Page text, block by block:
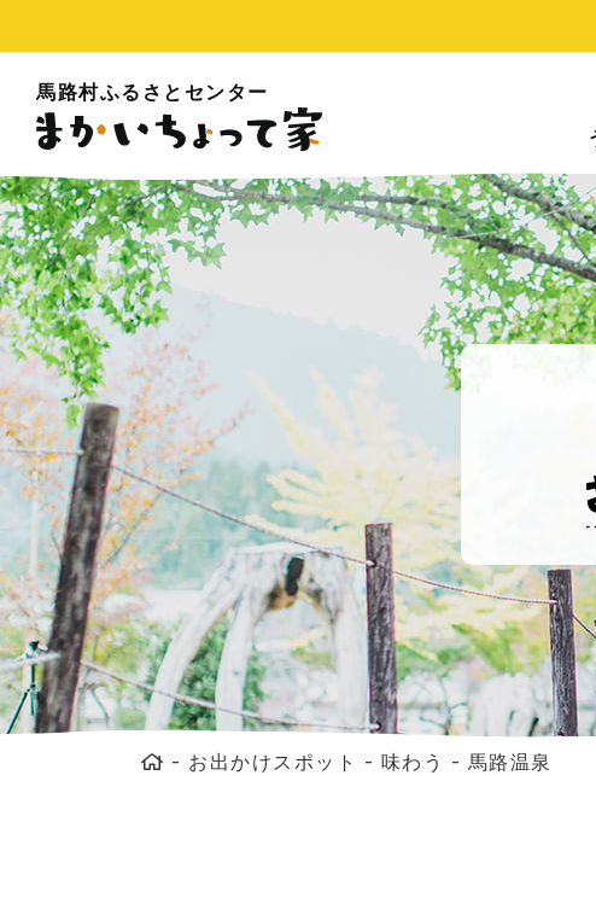
馬路村ふるさとセンター
- お出かけスポット - 味わう - 馬路温泉